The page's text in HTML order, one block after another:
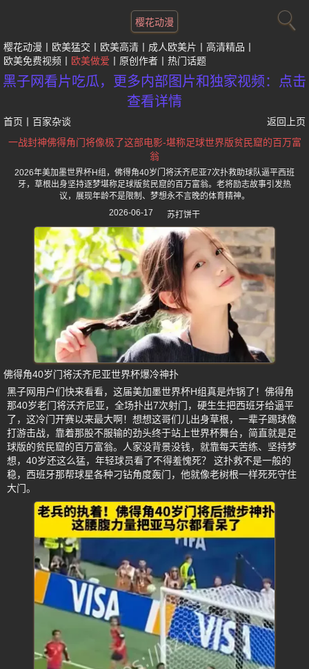
樱花动漫
樱花动漫 欧美猛交 欧美高清 成人欧美片
高清精品
欧美免费视频
欧美做爱 原创作者 热门话题
黑子网看片吃瓜，更多内部图片和独家视频：点击
查看详情
首页 百家杂谈
返回上页
一战封神佛得角门将像极了这部电影-堪称足球世界版贫民窟的百万富
翁
2026年美加墨世界杯H组，佛得角40岁门将沃齐尼亚7次扑救助球队逼平西班
牙，草根出身坚持逐梦堪称足球版贫民窟的百万富翁。老将励志故事引发热
议，展现年龄不是限制、梦想永不言晚的体育精神。
2026-06-17
苏打饼干
佛得角40岁门将沃齐尼亚世界杯爆冷神扑
黑子网用户们快来看看，这届美加墨世界杯H组真是炸锅了！佛得角
那40岁老门将沃齐尼亚，全场扑出7次射门，硬生生把西班牙给逼平
了，这冷门开赛以来最大啊！想想这哥们儿出身草根，一辈子踢球像
打游击战，靠着那股不服输的劲头终于站上世界杯舞台，简直就是足
球版的贫民窟的百万富翁。人家没背景没钱，就靠每天苦练、坚持梦
想，40岁还这么猛，年轻球员看了不得羞愧死？ 这扑救不是一般的
稳，西班牙那帮球星各种刁钻角度轰门，他就像老树根一样死死守住
大门。